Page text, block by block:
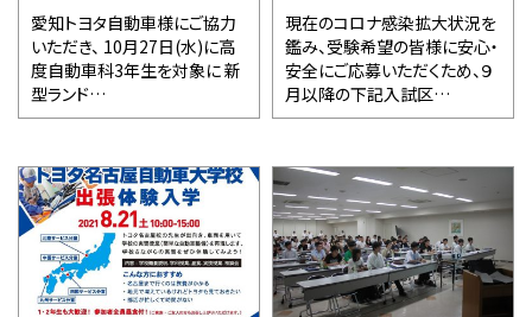
愛知トヨタ自動車様にご協力
いただき、 10月27日(水)に高
度自動車科3年生を対象に 新
型ランド…
現在のコロナ感染拡大状況を
鑑み、受験希望の皆様に安心・
安全にご応募いただくため、９
月以降の下記入試区…